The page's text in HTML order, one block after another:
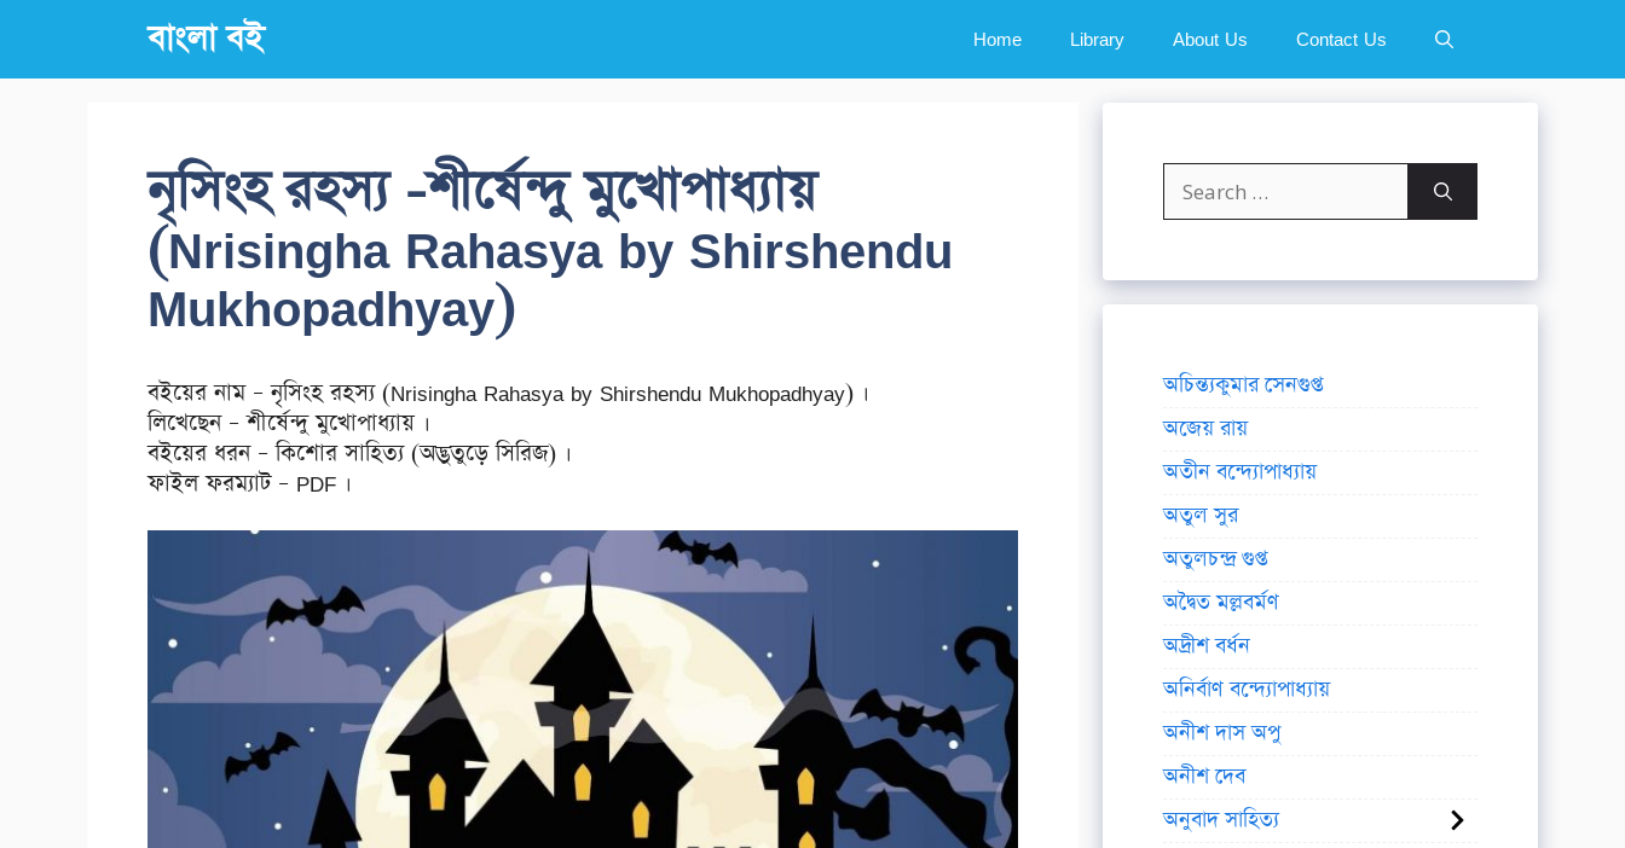
content
বাংলা বই Home Library About Us Contact Us
নৃসিংহ রহস্য -শীর্ষেন্দু মুখোপাধ্যায়
(Nrisingha Rahasya by Shirshendu
Mukhopadhyay)
বইয়ের নাম – নৃসিংহ রহস্য (Nrisingha Rahasya by Shirshendu Mukhopadhyay) ।
লিখেছেন – শীর্ষেন্দু মুখোপাধ্যায় ।
বইয়ের ধরন – কিশোর সাহিত্য (অদ্ভুতুড়ে সিরিজ) ।
ফাইল ফরম্যাট – PDF ।
Search
for:
অচিন্ত্যকুমার সেনগুপ্ত
অজেয় রায়
অতীন বন্দ্যোপাধ্যায়
অতুল সুর
অতুলচন্দ্র গুপ্ত
অদ্বৈত মল্লবর্মণ
অদ্রীশ বর্ধন
অনির্বাণ বন্দ্যোপাধ্যায়
অনীশ দাস অপু
অনীশ দেব
অনুবাদ সাহিত্য